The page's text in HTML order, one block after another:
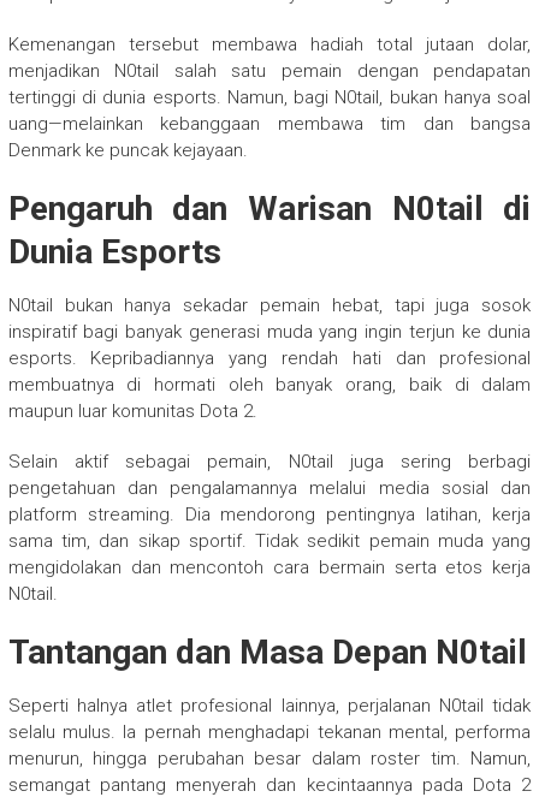
Kemenangan tersebut membawa hadiah total jutaan dolar,
menjadikan N0tail salah satu pemain dengan pendapatan
tertinggi di dunia esports. Namun, bagi N0tail, bukan hanya soal
uang—melainkan kebanggaan membawa tim dan bangsa
Denmark ke puncak kejayaan.
Pengaruh dan Warisan N0tail di
Dunia Esports
N0tail bukan hanya sekadar pemain hebat, tapi juga sosok
inspiratif bagi banyak generasi muda yang ingin terjun ke dunia
esports. Kepribadiannya yang rendah hati dan profesional
membuatnya di hormati oleh banyak orang, baik di dalam
maupun luar komunitas Dota 2.
Selain aktif sebagai pemain, N0tail juga sering berbagi
pengetahuan dan pengalamannya melalui media sosial dan
platform streaming. Dia mendorong pentingnya latihan, kerja
sama tim, dan sikap sportif. Tidak sedikit pemain muda yang
mengidolakan dan mencontoh cara bermain serta etos kerja
N0tail.
Tantangan dan Masa Depan N0tail
Seperti halnya atlet profesional lainnya, perjalanan N0tail tidak
selalu mulus. Ia pernah menghadapi tekanan mental, performa
menurun, hingga perubahan besar dalam roster tim. Namun,
semangat pantang menyerah dan kecintaannya pada Dota 2